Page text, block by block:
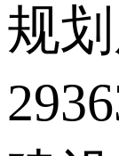
规